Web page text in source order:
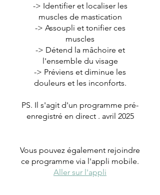
-> Identifier et localiser les
muscles de mastication
-> Assoupli et tonifier ces
muscles
-> Détend la mâchoire et
l'ensemble du visage
-> Préviens et diminue les
douleurs et les inconforts.
PS. Il s'agit d'un programme pré-
enregistré en direct . avril 2025
Vous pouvez également rejoindre
ce programme via l'appli mobile.
Aller sur l'appli